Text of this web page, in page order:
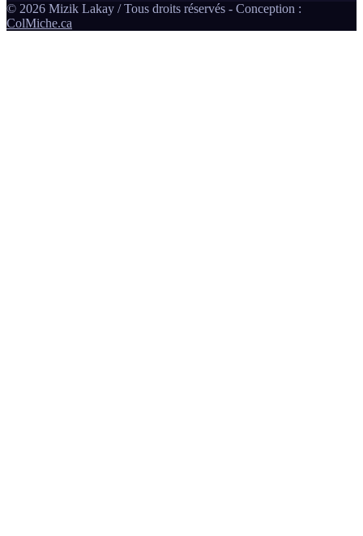
© 2026 Mizik Lakay / Tous droits réservés - Conception :
ColMiche.ca